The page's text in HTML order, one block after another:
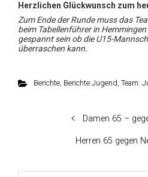
Herzlichen Glückwunsch zum
Zum Ende der Runde muss das
beim Tabellenführer in
gespannt sein ob die U15-
überraschen kann.
Berichte, Berichte Jugend, Team:
Damen 65 –
Herren 65 gegen